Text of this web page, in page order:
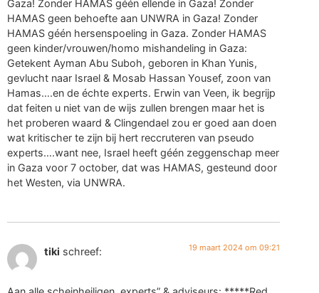
Gaza! Zonder HAMAS géén ellende in Gaza! Zonder
HAMAS geen behoefte aan UNWRA in Gaza! Zonder
HAMAS géén hersenspoeling in Gaza. Zonder HAMAS
geen kinder/vrouwen/homo mishandeling in Gaza:
Getekent Ayman Abu Suboh, geboren in Khan Yunis,
gevlucht naar Israel & Mosab Hassan Yousef, zoon van
Hamas….en de échte experts. Erwin van Veen, ik begrijp
dat feiten u niet van de wijs zullen brengen maar het is
het proberen waard & Clingendael zou er goed aan doen
wat kritischer te zijn bij hert reccruteren van pseudo
experts….want nee, Israel heeft géén zeggenschap meer
in Gaza voor 7 october, dat was HAMAS, gesteund door
het Westen, via UNWRA.
tiki schreef: 19 maart 2024 om 09:21